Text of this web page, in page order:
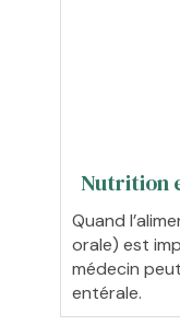
Nutrition
Quand
orale) est
médecin
entérale.